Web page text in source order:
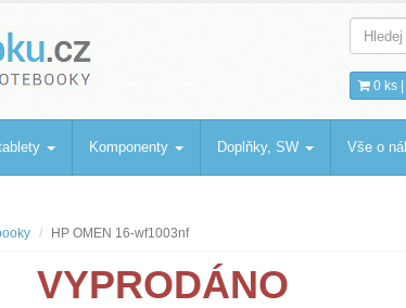
0 ks |
Komponenty Doplňky, SW Vše o
HP OMEN 16-wf1003nf
VYPRODÁNO